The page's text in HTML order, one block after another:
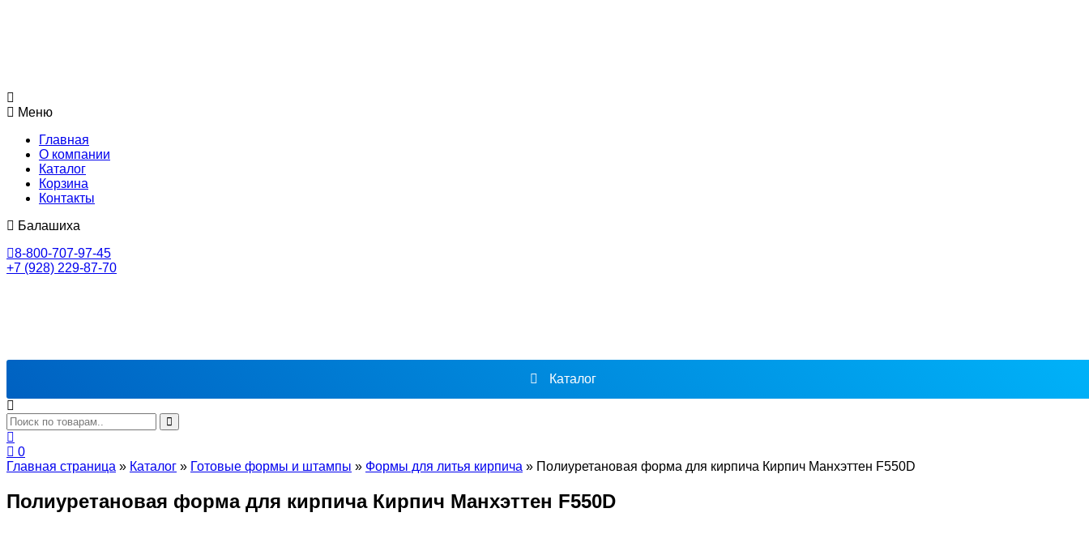
Меню
Главная
О компании
Каталог
Корзина
Контакты
Балашиха
8-800-707-97-45
+7 (928) 229-87-70
Каталог
0
Главная страница » Каталог » Готовые формы и штампы » Формы для литья кирпича » Полиуретановая форма для кирпича Кирпич Манхэттен F550D
Полиуретановая форма для кирпича Кирпич Манхэттен F550D